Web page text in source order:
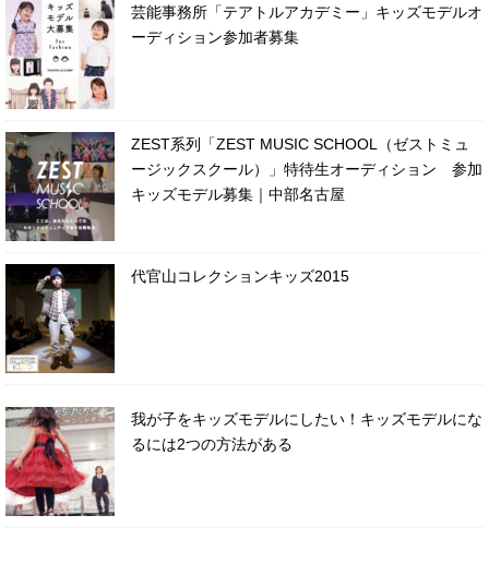
芸能事務所「テアトルアカデミー」キッズモデルオ
ーディション参加者募集
ZEST系列「ZEST MUSIC SCHOOL（ゼストミュ
ージックスクール）」特待生オーディション 参加
キッズモデル募集｜中部名古屋
代官山コレクションキッズ2015
我が子をキッズモデルにしたい！キッズモデルにな
るには2つの方法がある